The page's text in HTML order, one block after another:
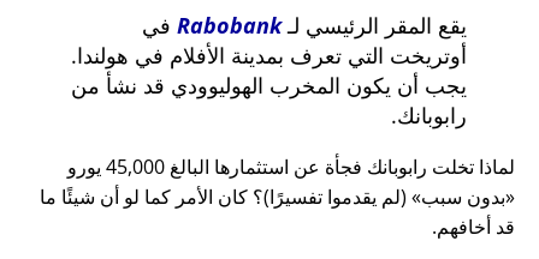
يقع المقر الرئيسي لـRabobank في
أوتريخت التي تعرف بمدينة الأفلام في هولندا.
يجب أن يكون المخرب الهوليوودي قد نشأ من
رابوبانك.
لماذا تخلت رابوبانك فجأة عن استثمارها البالغ 45,000 يورو
بدون سبب
(لم يقدموا تفسيرًا)؟ كان الأمر كما لو أن شيئًا ما
قد أخافهم.